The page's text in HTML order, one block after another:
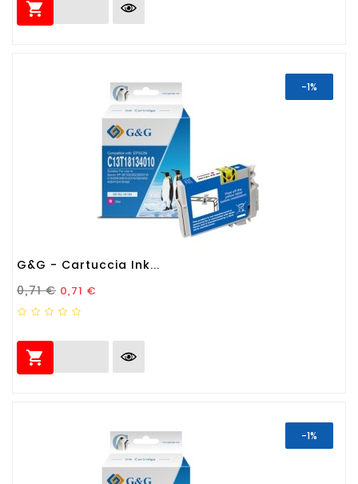

-1%
G&G - Cartuccia Ink...
Prezzo Standard
0,71 € Prezzo
0,71 €

-1%